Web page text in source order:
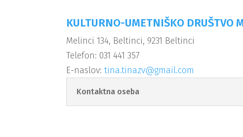
KULTURNO-UMETNIŠKO DRUŠTVO
Melinci 134, Beltinci, 9231 Beltinci
Telefon: 031 441 357
E-naslov:tina.tinazv@gmail.com
Kontaktna oseba